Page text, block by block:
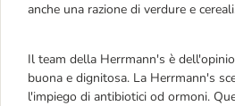
anche una razione di verdure e
Il team della Herrmann's è
buona e dignitosa. La Herrmann's
l'impiego di antibiotici od ormoni.